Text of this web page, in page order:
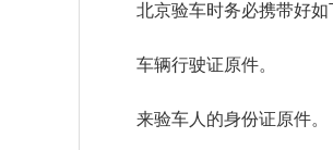
北京验车时务必携带好如
车辆行驶证原件。
来验车人的身份证原件。